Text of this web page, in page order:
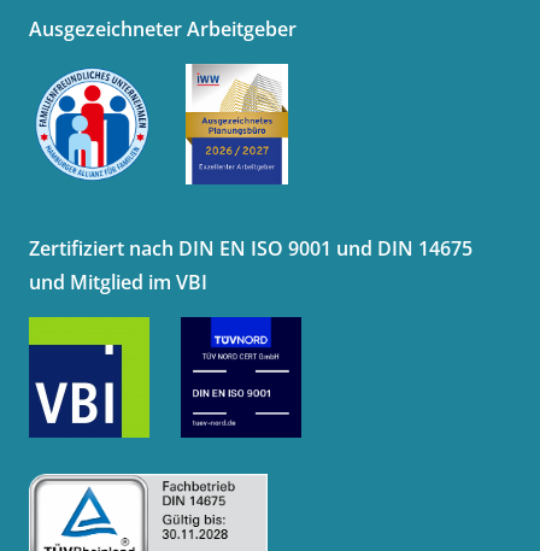
Ausgezeichneter Arbeitgeber
Zertifiziert nach DIN EN ISO 9001 und DIN 14675
und Mitglied im VBI